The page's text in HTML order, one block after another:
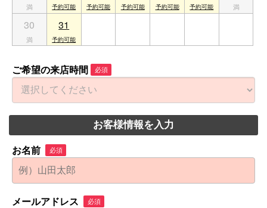
30 31
ご希望の来店時間 必須
お客様情報を入力
お名前 必須
メールアドレス 必須